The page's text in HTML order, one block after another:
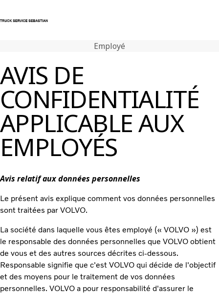
Centre de connexion
Volvo Trucks
Véhicules d'occasion
Volvo Bus
Atelier & Services
Actualités
Nous contacter
Employé
AVIS DE
CONFIDENTIALITÉ
APPLICABLE AUX
EMPLOYÉS
Avis relatif aux données personnelles
Le présent avis explique comment vos données personnelles
sont traitées par VOLVO.
La société dans laquelle vous êtes employé (« VOLVO ») est
le responsable des données personnelles que VOLVO obtient
de vous et des autres sources décrites ci-dessous.
Responsable signifie que c'est VOLVO qui décide de l'objectif
et des moyens pour le traitement de vos données
personnelles. VOLVO a pour responsabilité d'assurer le